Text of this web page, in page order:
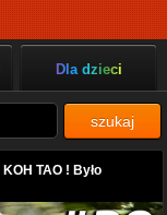
Dla dzieci
szukaj
TAO ! Było